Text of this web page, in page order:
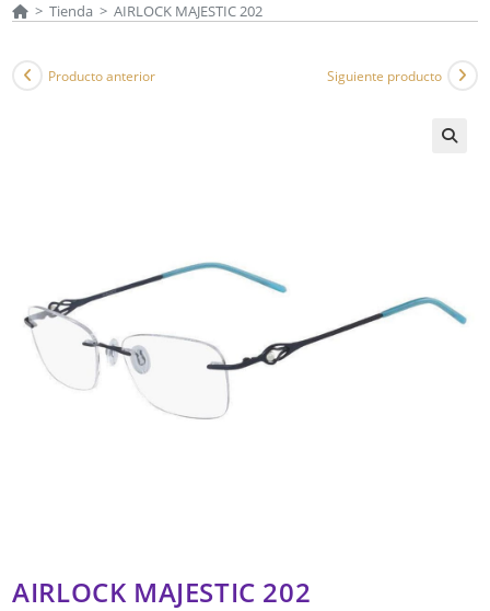
> Tienda > AIRLOCK MAJESTIC 202
Producto anterior Siguiente producto
AIRLOCK MAJESTIC 202